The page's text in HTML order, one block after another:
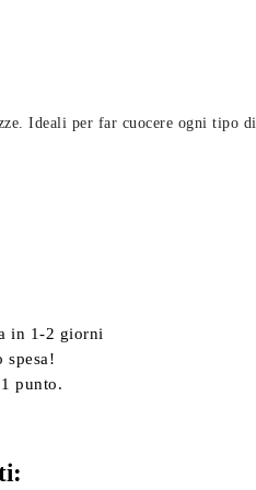
Ideali per far cuocere ogni tipo
in 1-2 giorni
spesa!
punto.